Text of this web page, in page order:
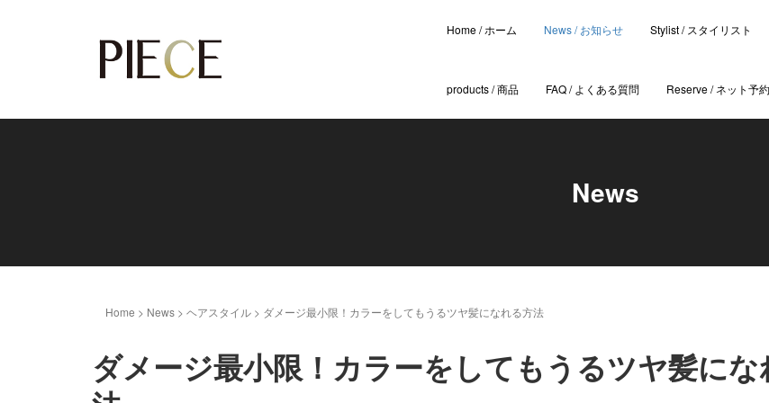
Home / ホーム News / お知らせ Stylist / スタイリスト
products / 商品 FAQ / よくある質問 Reserve / ネット予約
News
Home > News > ヘアスタイル > ダメージ最小限！カラーをしてもうるツヤ髪になれる方法
ダメージ最小限！カラーをしてもうるツヤ髪に